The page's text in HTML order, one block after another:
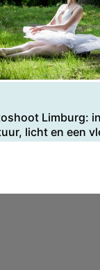
Limburg:
licht en een